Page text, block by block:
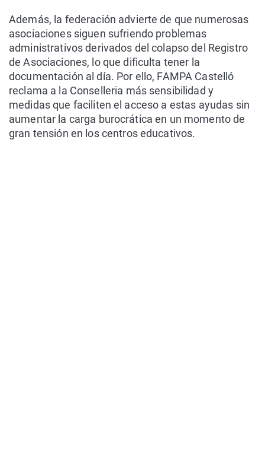
Además, la federación advierte de que numerosas
asociaciones siguen sufriendo problemas
administrativos derivados del colapso del Registro
de Asociaciones, lo que dificulta tener la
documentación al día. Por ello, FAMPA Castelló
reclama a la Conselleria más sensibilidad y
medidas que faciliten el acceso a estas ayudas sin
aumentar la carga burocrática en un momento de
gran tensión en los centros educativos.